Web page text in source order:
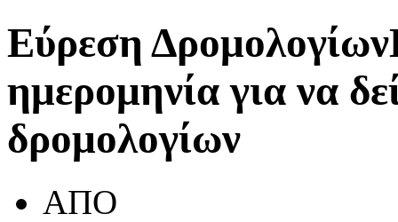
Εύρεση Δρομολογίων
ημερομηνία για να
δρομολογίων
ΑΠΟ